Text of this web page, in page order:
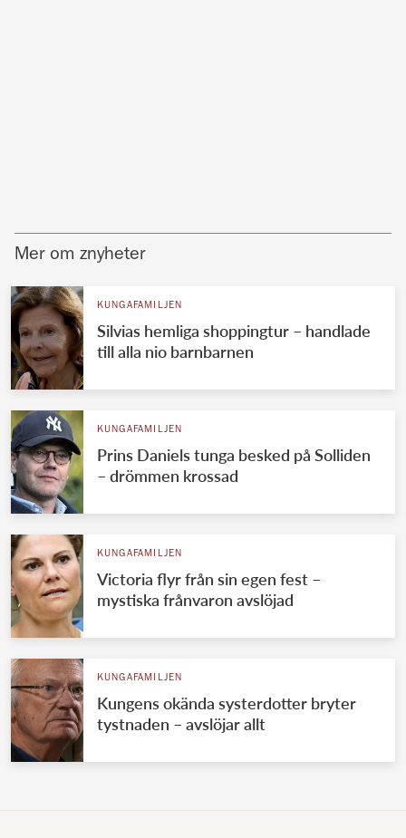
Mer om znyheter
KUNGAFAMILJEN
Silvias hemliga shoppingtur – handlade
till alla nio barnbarnen
KUNGAFAMILJEN
Prins Daniels tunga besked på Solliden
– drömmen krossad
KUNGAFAMILJEN
Victoria flyr från sin egen fest –
mystiska frånvaron avslöjad
KUNGAFAMILJEN
Kungens okända systerdotter bryter
tystnaden – avslöjar allt